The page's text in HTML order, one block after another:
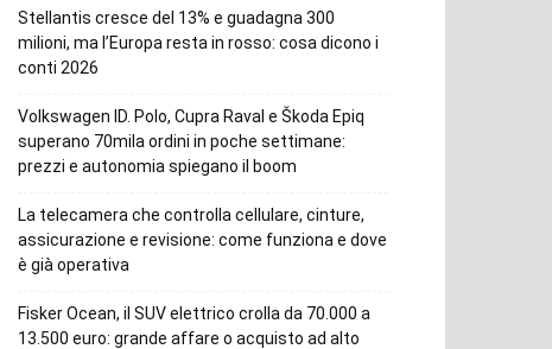
Stellantis cresce del 13% e guadagna 300
milioni, ma l’Europa resta in rosso: cosa dicono i
conti 2026
Volkswagen ID. Polo, Cupra Raval e Škoda Epiq
superano 70mila ordini in poche settimane:
prezzi e autonomia spiegano il boom
La telecamera che controlla cellulare, cinture,
assicurazione e revisione: come funziona e dove
è già operativa
Fisker Ocean, il SUV elettrico crolla da 70.000 a
13.500 euro: grande affare o acquisto ad alto